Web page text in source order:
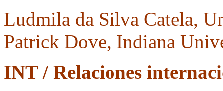
Ludmila da Silva Catela,
Patrick Dove, Indiana
INT / Relaciones